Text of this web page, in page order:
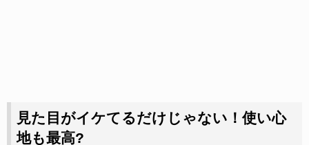
見た目がイケてるだけじゃない！使い心
地も最高?